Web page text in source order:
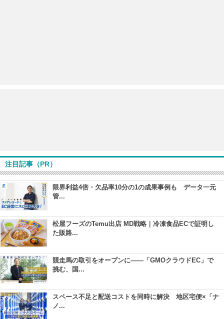
注目記事（PR）
限界利益4倍・欠品率10分の1の成果事例も データ一元
管...
松屋フーズのTemu出店 MD戦略｜冷凍食品ECで証明し
た販路...
競走馬の取引をオープンに――「GMOクラウドEC」で
挑む、国...
スペース不足と配送コストを同時に解決 地区宅便×「ナ
ノ...